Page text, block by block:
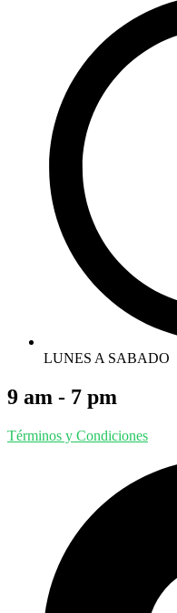
LUNES A SABADO
9 am - 7 pm
Términos y Condiciones